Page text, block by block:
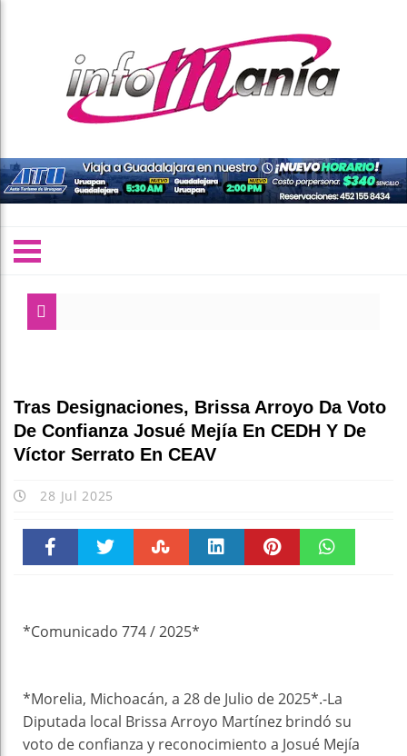
Tras Designaciones, Brissa Arroyo Da Voto
De Confianza Josué Mejía En CEDH Y De
Víctor Serrato En CEAV
28 Jul 2025
*Comunicado 774 / 2025*
*Morelia, Michoacán, a 28 de Julio de 2025*.-La
Diputada local Brissa Arroyo Martínez brindó su
voto de confianza y reconocimiento a Josué Mejía